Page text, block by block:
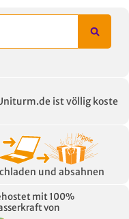
ist völlig koste
und absahnen
mit 100%
von